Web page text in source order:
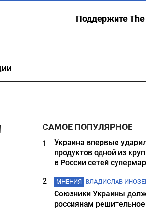
Поддержите
САМОЕ ПОПУЛЯРНОЕ
1
Украина впервые
продуктов одной из
в России сетей
2
МНЕНИЯ ВЛАДИСЛАВ
Союзники Украины
россиянам